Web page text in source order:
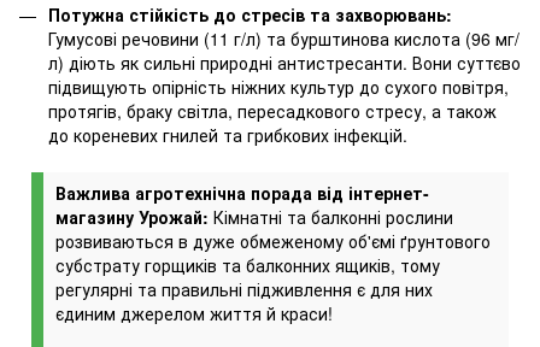
Потужна стійкість до стресів та захворювань:
Гумусові речовини (11 г/л) та бурштинова кислота (96 мг/
л) діють як сильні природні антистресанти. Вони суттєво
підвищують опірність ніжних культур до сухого повітря,
протягів, браку світла, пересадкового стресу, а також
до кореневих гнилей та грибкових інфекцій.
Важлива агротехнічна порада від інтернет-
магазину Урожай: Кімнатні та балконні рослини
розвиваються в дуже обмеженому об'ємі ґрунтового
субстрату горщиків та балконних ящиків, тому
регулярні та правильні підживлення є для них
єдиним джерелом життя й краси!